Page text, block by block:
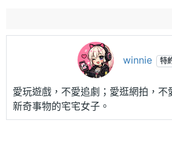
winnie 特
愛玩遊戲，不愛追劇；愛逛網拍，不
新奇事物的宅宅女子。